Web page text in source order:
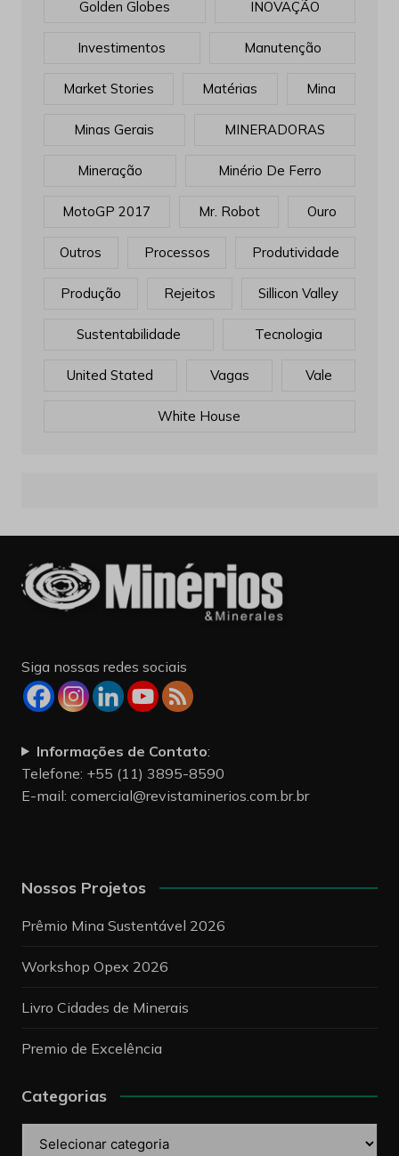
Golden Globes INOVAÇÃO
Investimentos Manutenção
Market Stories Matérias Mina
Minas Gerais MINERADORAS
Mineração Minério De Ferro
MotoGP 2017 Mr. Robot Ouro
Outros Processos Produtividade
Produção Rejeitos Sillicon Valley
Sustentabilidade Tecnologia
United Stated Vagas Vale
White House
Siga nossas redes sociais
Informações de Contato:
Telefone: +55 (11) 3895-8590
E-mail: comercial@revistaminerios.com.br.br
Nossos Projetos
Prêmio Mina Sustentável 2026
Workshop Opex 2026
Livro Cidades de Minerais
Premio de Excelência
Categorias